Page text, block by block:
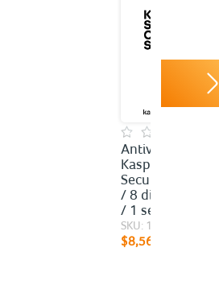
Antivirus
Kaspersky Small
Security / 3
/ 8 dispositivos
/ 1 servidor de
SKU: 100023373
$8,568.00